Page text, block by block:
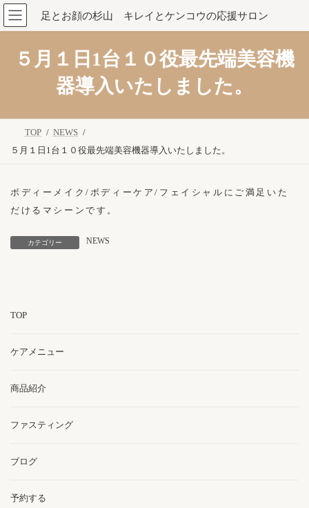
コ
ン
テ
プ
ナ
ビ
ゲ
動
足とお顔の杉山 キレイとケンコウの応援サロン
５月１日1台１０役最先端美容機
器導入いたしました。
TOP
NEWS
５月１日1台１０役最先端美容機器導入いたしました。
ボディーメイク/ボディーケア/フェイシャルにご満足いた
だけるマシーンです。
カテゴリー NEWS
TOP
ケアメニュー
商品紹介
ファスティング
ブログ
予約する